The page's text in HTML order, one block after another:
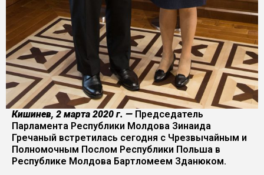
Кишинев, 2 марта 2020 г. — Председатель
Парламента Республики Молдова Зинаида
Гречаный встретилась сегодня с Чрезвычайным и
Полномочным Послом Республики Польша в
Республике Молдова Бартломеем Зданюком.